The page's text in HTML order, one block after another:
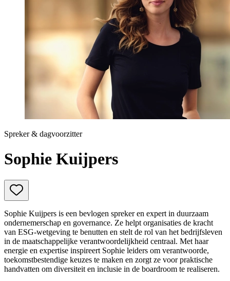
Technologie & Innovatie
Toekomst van werk
Trendwatchers
WK & EK Voetbal
Spreker & dagvoorzitter
Sophie Kuijpers
Sophie Kuijpers is een bevlogen spreker en expert in duurzaam
ondernemerschap en governance. Ze helpt organisaties de kracht
van ESG-wetgeving te benutten en stelt de rol van het bedrijfsleven
in de maatschappelijke verantwoordelijkheid centraal. Met haar
energie en expertise inspireert Sophie leiders om verantwoorde,
toekomstbestendige keuzes te maken en zorgt ze voor praktische
handvatten om diversiteit en inclusie in de boardroom te realiseren.